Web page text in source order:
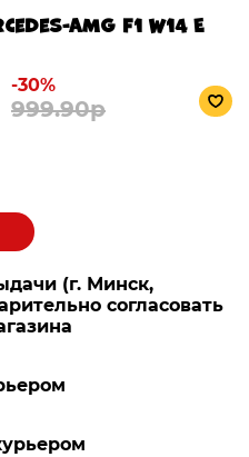
AMG F1 W14 E
-30%
999.90р
(г. Минск,
согласовать